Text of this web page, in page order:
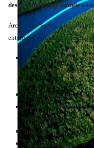
desktop mapping, mobile e
ArcGIS for Server è una
enterprise centralizzate e
Permette di gestire ed
geografiche quali
chiave come :
Permette la
Include ambienti
applicazioni Web;
Include applicazioni
Include cartografia di